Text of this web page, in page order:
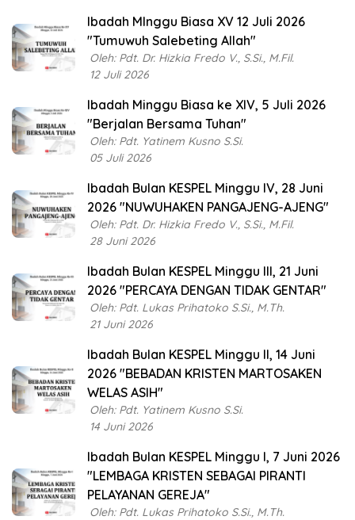
Ibadah MInggu Biasa XV 12 Juli 2026
"Tumuwuh Salebeting Allah"
Oleh: Pdt. Dr. Hizkia Fredo V., S.Si., M.Fil.
12 Juli 2026
Ibadah Minggu Biasa ke XIV, 5 Juli 2026
"Berjalan Bersama Tuhan"
Oleh: Pdt. Yatinem Kusno S.Si.
05 Juli 2026
Ibadah Bulan KESPEL Minggu IV, 28 Juni
2026 "NUWUHAKEN PANGAJENG-AJENG"
Oleh: Pdt. Dr. Hizkia Fredo V., S.Si., M.Fil.
28 Juni 2026
Ibadah Bulan KESPEL Minggu III, 21 Juni
2026 "PERCAYA DENGAN TIDAK GENTAR"
Oleh: Pdt. Lukas Prihatoko S.Si., M.Th.
21 Juni 2026
Ibadah Bulan KESPEL Minggu II, 14 Juni
2026 "BEBADAN KRISTEN MARTOSAKEN
WELAS ASIH"
Oleh: Pdt. Yatinem Kusno S.Si.
14 Juni 2026
Ibadah Bulan KESPEL Minggu I, 7 Juni 2026
"LEMBAGA KRISTEN SEBAGAI PIRANTI
PELAYANAN GEREJA"
Oleh: Pdt. Lukas Prihatoko S.Si., M.Th.